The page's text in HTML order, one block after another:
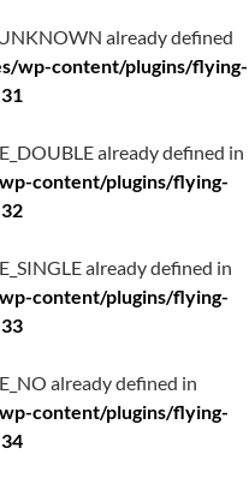
already defined
wp-content/plugins/flying-
31
already defined in
content/plugins/flying-
32
already defined in
content/plugins/flying-
33
already defined in
content/plugins/flying-
34